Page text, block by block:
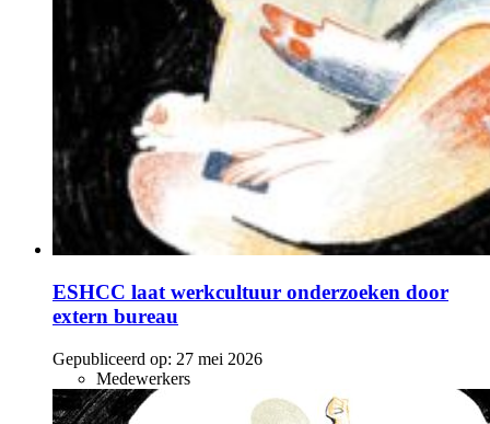
ESHCC laat werkcultuur onderzoeken door
extern bureau
Gepubliceerd op: 27 mei 2026
Medewerkers